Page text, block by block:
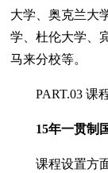
大学、奥克兰大
学、杜伦大学、
马来分校等。
PART.03 课
15年一贯制
课程设置方面